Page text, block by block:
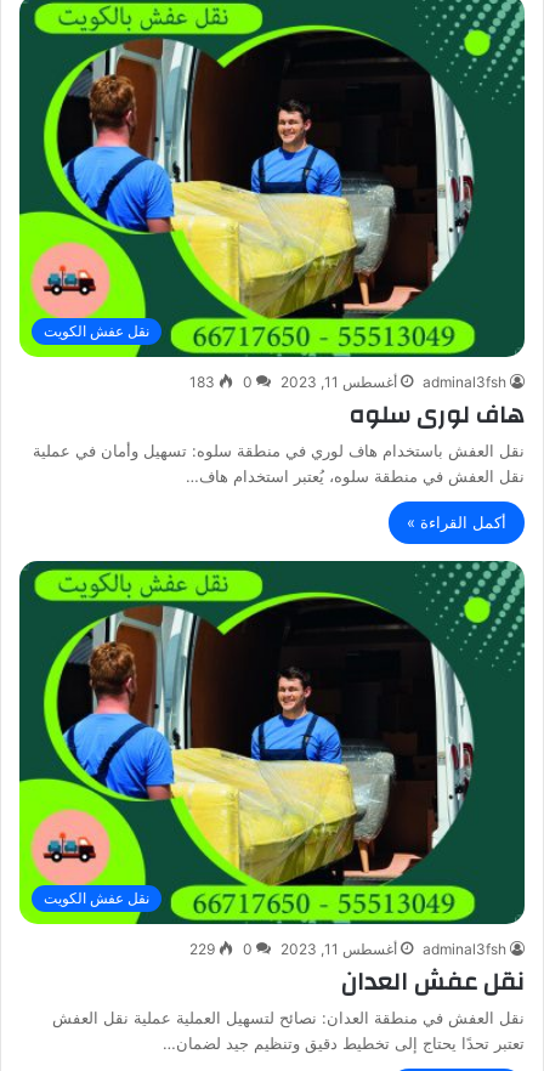
نقل عفش الكويت
adminal3fsh أغسطس 11, 2023 0
183
هاف لورى سلوه
نقل العفش باستخدام هاف لوري في منطقة سلوه: تسهيل وأمان في عملية
نقل العفش في منطقة سلوه، يُعتبر استخدام هاف…
أكمل القراءة »
نقل عفش الكويت
adminal3fsh أغسطس 11, 2023 0
229
نقل عفش العدان
نقل العفش في منطقة العدان: نصائح لتسهيل العملية عملية نقل العفش
تعتبر تحدًا يحتاج إلى تخطيط دقيق وتنظيم جيد لضمان…